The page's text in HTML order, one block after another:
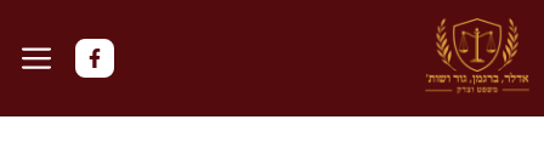
לדלג
לתוכן